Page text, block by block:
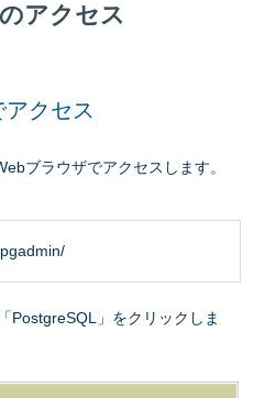
アクセス
クセス
ブラウザでアクセスします。
PostgreSQL」をクリックしま